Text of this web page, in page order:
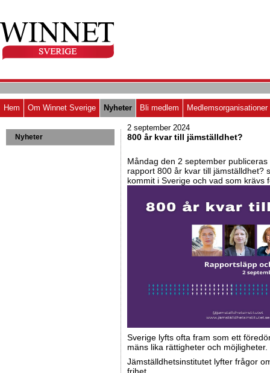
Hem Om Winnet Sverige Nyheter Bli medlem Medlemsorganisationer
Nyheter
2 september 2024
800 år kvar till jämställdhet?
Måndag den 2 september publiceras
rapport 800 år kvar till jämställdhet?
kommit i Sverige och vad som krävs
Sverige lyfts ofta fram som ett
mäns lika rättigheter och möjligheter.
Jämställdhetsinstitutet lyfter frågor